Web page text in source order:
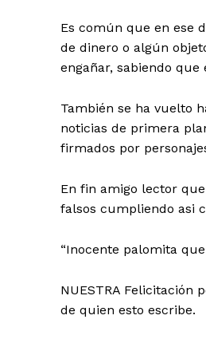
Es común que en ese
de dinero o algún
engañar, sabiendo que
También se ha vuelto
noticias de primera
firmados por
En fin amigo lector
falsos cumpliendo asi
“Inocente palomita
NUESTRA Felicitación
de quien esto escribe.